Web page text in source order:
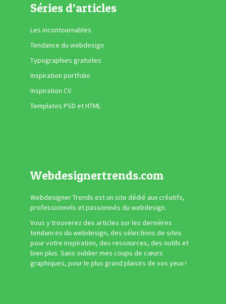
Séries d’articles
Les incontournables
Tendance du webdesign
Typographies gratuites
Inspiration portfolio
Inspiration CV
Templates PSD et HTML
Webdesignertrends.com
Webdesigner Trends est un site dédié aux créatifs,
professionnels et passionnés du webdesign.
Vous y trouverez des articles sur les dernières
tendances du webdesign, des sélections de sites
pour votre inspiration, des ressources, des outils et
bien plus. Sans oublier mes coups de cœurs
graphiques, pour le plus grand plaisirs de vos yeux !